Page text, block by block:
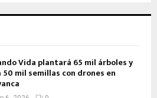
Vida plantará 65 mil árboles y
50 mil semillas con drones en